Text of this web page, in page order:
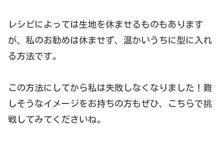
レシピによっては生地を休ませるものもあります
が、私のお勧めは休ませず、温かいうちに型に入れ
る方法です。
この方法にしてから私は失敗しなくなりました！難
しそうなイメージをお持ちの方もぜひ、こちらで挑
戦してみてくださいね。